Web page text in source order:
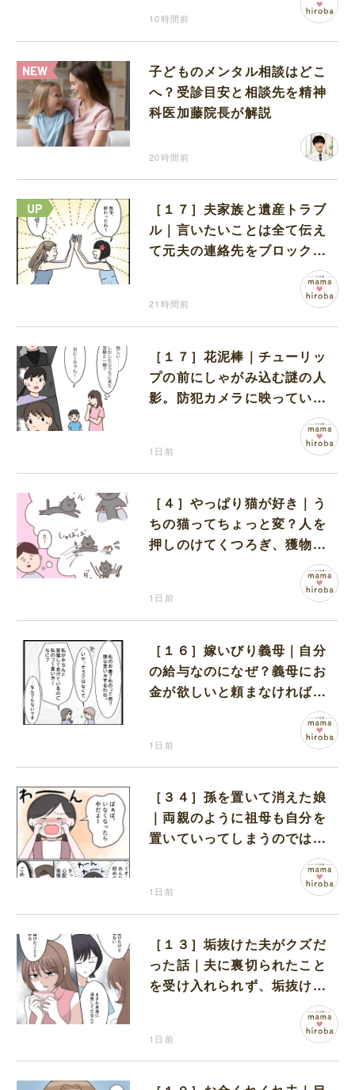
10時間前
子どものメンタル相談はどこ
へ？受診目安と相談先を精神
科医加藤院長が解説
20時間前
［１７］夫家族と遺産トラブ
ル｜言いたいことは全て伝え
て元夫の連絡先をブロック。
離婚できた喜びを噛みしめる
21時間前
［１７］花泥棒｜チューリッ
プの前にしゃがみ込む謎の人
影。防犯カメラに映っていた
1日前
［４］やっぱり猫が好き｜う
ちの猫ってちょっと変？人を
押しのけてくつろぎ、獲物に
も物怖じしない鋼のハート
1日前
［１６］嫁いびり義母｜自分
の給与なのになぜ？義母にお
金が欲しいと頼まなければな
1日前
［３４］孫を置いて消えた娘
｜両親のように祖母も自分を
置いていってしまうのでは？
と怯えて泣く孫に心が痛む
1日前
［１３］垢抜けた夫がクズだ
った話｜夫に裏切られたこと
を受け入れられず、垢抜けた
ことが関係しているのかと嘆
1日前